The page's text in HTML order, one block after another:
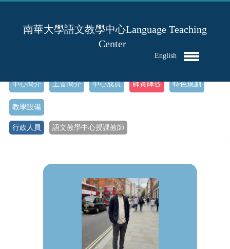
南華大學語文教學中心Language Teaching
Center
English
中心簡介 主管簡介 中心成員 師資陣容 特色規劃
教學設備
行政人員 語文教學中心授課教師